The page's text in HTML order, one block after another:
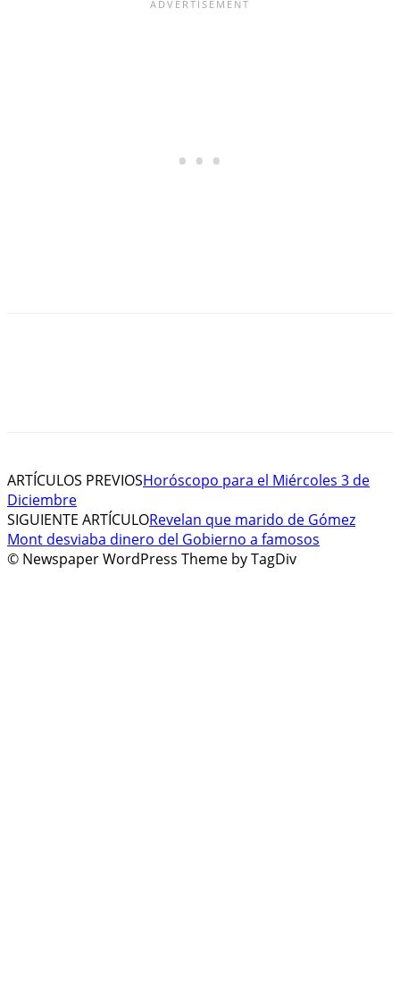
ARTÍCULOS PREVIOSHoróscopo para el Miércoles 3 de
Diciembre
SIGUIENTE ARTÍCULORevelan que marido de Gómez
Mont desviaba dinero del Gobierno a famosos
© Newspaper WordPress Theme by TagDiv